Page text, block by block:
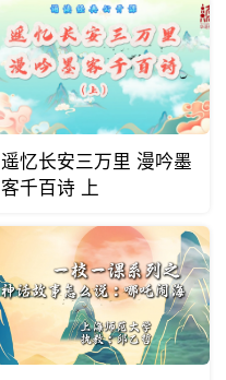
遥忆长安三万里 漫吟墨
客千百诗 上